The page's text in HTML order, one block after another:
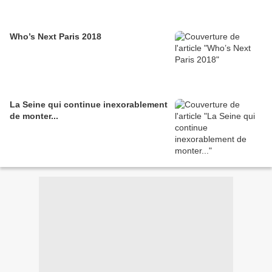
Who’s Next Paris 2018
La Seine qui continue inexorablement
de monter...